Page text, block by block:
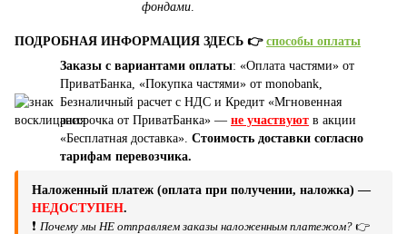
фондами
ПОДРОБНАЯ ИНФОРМАЦИЯ ЗДЕСЬ 👉 способы оплаты
Заказы с вариантами оплаты: «Оплата частями» от
ПриватБанка, «Покупка частями» от monobank,
Безналичный расчет с НДС и Кредит «Мгновенная
рассрочка от ПриватБанка» — не участвуют в акции
«Бесплатная доставка». Стоимость доставки согласно
тарифам перевозчика.
Наложенный платеж (оплата при получении, наложка) —
НЕДОСТУПЕН.
❗ Почему мы НЕ отправляем заказы наложенным платежом? 👉